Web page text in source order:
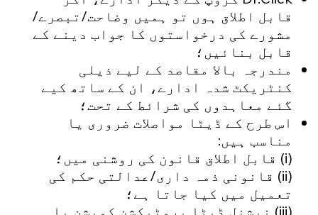
قابل اطلاق ہوں تو ہمیں وضاحت/تبصرے/
مشورے کی درخواستوں کا جواب دینے کے
قابل بنائیں؛
مندرجہ بالا مقاصد کے لیے ذیلی
کنٹریکٹ شدہ ادارے، ان کے ساتھ کیے
گئے معاہدوں کی شرائط کے تحت؛
اس طرح کے ڈیٹا مواصلات ضروری یا
مناسب ہیں:
(i) قابل اطلاق قانون کی روشنی میں؛
(ii) قانونی ذمہ داری/عدالتی حکم کی
تعمیل میں کیا جاتا ہے؛
(iii) نیشنل ڈیٹا پروٹیکشن کمیشن یا